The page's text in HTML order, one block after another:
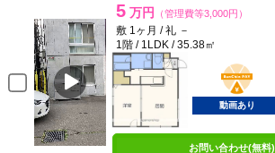
5 万円 （管理費等3,000円）
敷 1ヶ月 / 礼 －
1階 / 1LDK / 35.38㎡
BunChinPAY
動画あり
お問い合わせ(無料)